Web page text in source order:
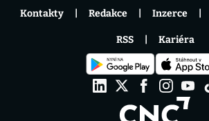
Kontakty Redakce Inzerce
RSS Kariéra